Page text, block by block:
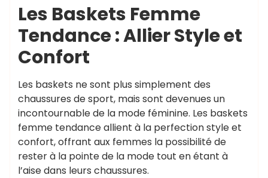
Les Baskets Femme
Tendance : Allier Style et
Confort
Les baskets ne sont plus simplement des
chaussures de sport, mais sont devenues un
incontournable de la mode féminine. Les baskets
femme tendance allient à la perfection style et
confort, offrant aux femmes la possibilité de
rester à la pointe de la mode tout en étant à
l’aise dans leurs chaussures.